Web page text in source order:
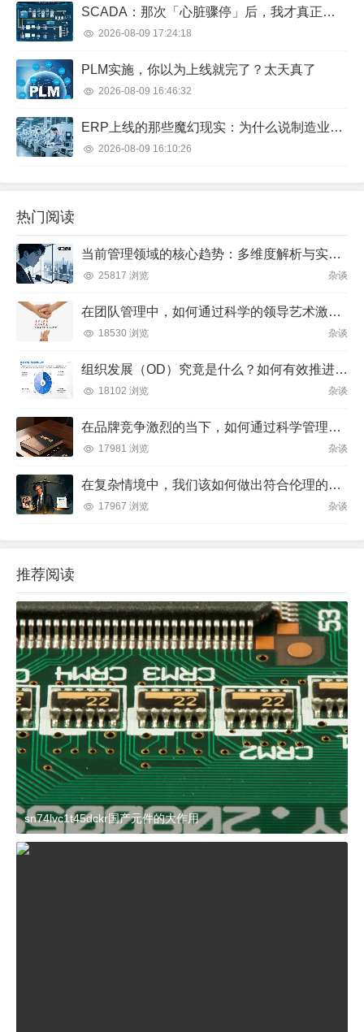
SCADA：那次「心脏骤停」后，我才真正搞懂监控系统
2026-08-09 17:24:18
PLM实施，你以为上线就完了？太天真了
2026-08-09 16:46:32
ERP上线的那些魔幻现实：为什么说制造业选型就像找对象？
2026-08-09 16:10:26
热门阅读
当前管理领域的核心趋势：多维度解析与实践方向
25817 浏览 杂谈
在团队管理中，如何通过科学的领导艺术激发成员潜力并实现目标？
18530 浏览 杂谈
组织发展（OD）究竟是什么？如何有效推进并解决企业管理难题？
18102 浏览 杂谈
在品牌竞争激烈的当下，如何通过科学管理让品牌成为消费者心中不可替代的存在？
17981 浏览 杂谈
在复杂情境中，我们该如何做出符合伦理的决策？
17967 浏览 杂谈
推荐阅读
sn74lvc1t45dckr国产元件的大作用
2024-03-27 15:23:21 杂谈